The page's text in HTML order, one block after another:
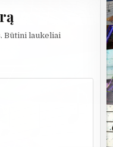
Būtini laukeliai